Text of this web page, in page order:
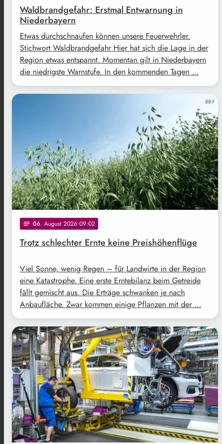
Waldbrandgefahr: Erstmal Entwarnung in
Niederbayern
Etwas durchschnaufen können unsere Feuerwehrler.
Stichwort Waldbrandgefahr Hier hat sich die Lage in der
Region etwas entspannt. Momentan gilt in Niederbayern
die niedrigste Warnstufe. In den kommenden Tagen …
BBV
notes 06. August 2026 09:02
Trotz schlechter Ernte keine Preishöhenflüge
Viel Sonne, wenig Regen – für Landwirte in der Region
eine Katastrophe. Eine erste Erntebilanz beim Getreide
fällt gemischt aus. Die Erträge schwanken je nach
Anbaufläche. Zwar kommen einige Pflanzen mit der …
Funkhaus Landshut